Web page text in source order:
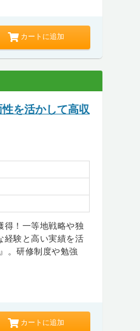
カートに追加
を活かして高収
得！一等地戦略や独
経験と高い実績を活
。研修制度や勉強
カートに追加